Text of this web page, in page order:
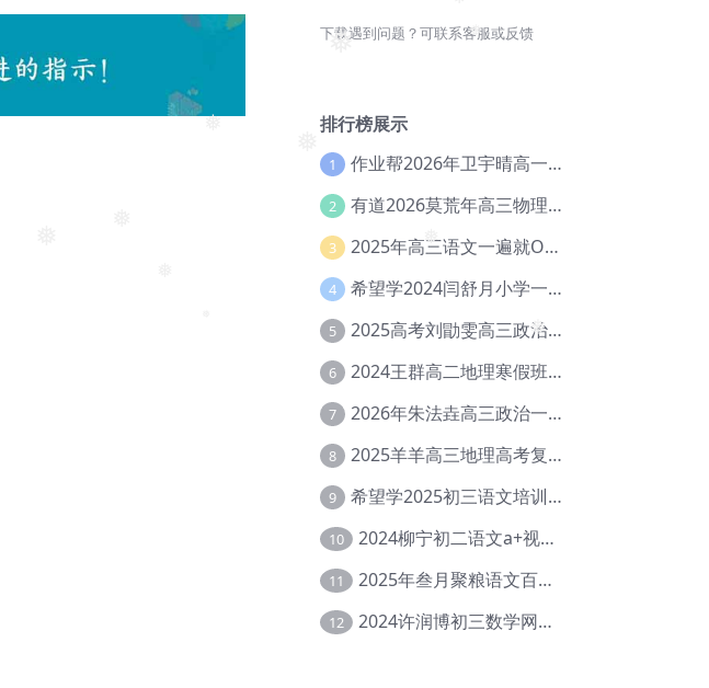
❅
❅
❅
下载遇到问题？可联系客服或反馈
排行榜展示
1 作业帮2026年卫宇晴高一英语s上学期暑假班【冲顶班】【Ec-003】
2 有道2026莫荒年高三物理一轮复习暑假班网课教程【Ef-044】
3 2025年高三语文一遍就OK高中语文体系课【Ea-028】
4 希望学2024闫舒月小学一年级英语视频教程+讲义【Cc-004】
5 2025高考刘勖雯高三政治三轮复习网课教程【Eh-061】
6 2024王群高二地理寒假班教程【Ei-075】
7 2026年朱法垚高三政治一轮复习暑假班【Eh-041】
8 2025羊羊高三地理高考复习视频教程+讲义【Ei-051】
9 希望学2025初三语文培训班秋上A+班（秋上·全国版·A+）【Da-031】
10 2024柳宁初二语文a+视频教程+课堂笔记+讲义（暑假班+秋季班）【Da-003】
11 2025年叁月聚粮语文百日冲刺｜荡平玄学诅咒【Ea-001】
12 2024许润博初三数学网课教程寒假班【Db-010】